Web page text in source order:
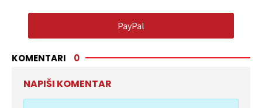
PayPal
KOMENTARI 0
NAPIŠI KOMENTAR